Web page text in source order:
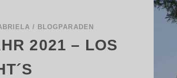
/ BLOGPARADEN
2021 – LOS